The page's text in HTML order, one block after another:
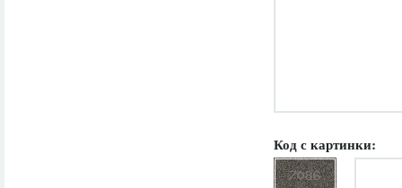
Код с картинки: